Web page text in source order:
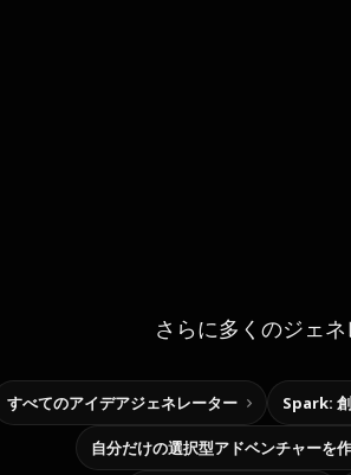
さらに多くのジェ
すべてのアイデアジェネレーター Spark: